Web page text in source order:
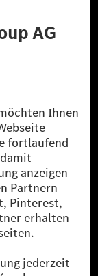
durch
MB.CHARGE
an der jeweiligen
vorliegt,
Diese stellen
eine äquivalente
eingespeist wird.
die jünger
Test